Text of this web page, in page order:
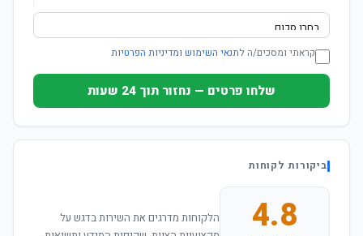
קראתי ומסכים/ה לתנאי השימוש ומדיניות הפרטיות
שלחו פרטים — נחזור תוך 24 שעות
ביקורות לקוחות
4.8
הלקוחות מדרגים את השירות בדגש על